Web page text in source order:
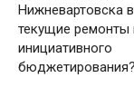
Нижневартовска
текущие ремонты
инициативного
бюджетирования?